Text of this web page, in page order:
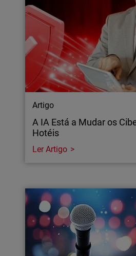
Artigo
A IA Está a Mudar os
Hotéis
Ler Artigo